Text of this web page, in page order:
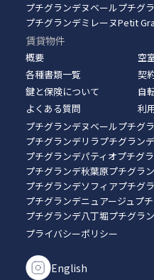
プチグランデヌベールプチグ
プチグランデミレーヌPetit
賃貸物件
概要
空
各種書類一覧
契
鍵と保険について
自
よくある質問
利
プチグランデヌベールプチグ
プチグランデリラプチグラン
プチグランデパティオプチグ
プチグランデ秋葉原プチグラ
プチグランデソフィアプチグ
プチグランデニュアージュプ
プチグランデ八丁堀プチグラ
プライバシーポリシー
English